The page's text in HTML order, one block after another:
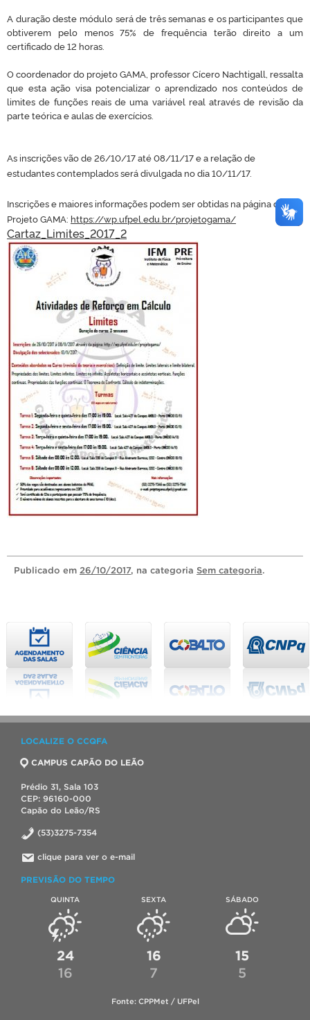
A duração deste módulo será de três semanas e os participantes que
obtiverem pelo menos 75% de frequência terão direito a um
certificado de 12 horas.
O coordenador do projeto GAMA, professor Cícero Nachtigall, ressalta
que esta ação visa potencializar o aprendizado nos conteúdos de
limites de funções reais de uma variável real através de revisão da
parte teórica e aulas de exercícios.
As inscrições vão de 26/10/17 até 08/11/17 e a relação de
estudantes contemplados será divulgada no dia 10/11/17.
Inscrições e maiores informações podem ser obtidas na página do
Projeto GAMA: https://wp.ufpel.edu.br/projetogama/
Cartaz_Limites_2017_2
Publicado em 26/10/2017, na categoria Sem categoria.
LOCALIZE O CCQFA
CAMPUS CAPÃO DO LEÃO
Prédio 31, Sala 103
CEP: 96160-000
Capão do Leão/RS
(53)3275-7354
clique para ver o e-mail
PREVISÃO DO TEMPO
QUINTA
24
16
SEXTA
16
7
SÁBADO
15
5
Fonte: CPPMet / UFPel